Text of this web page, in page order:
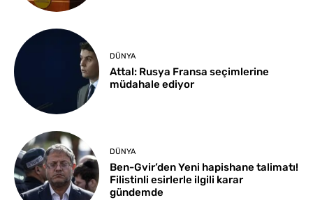
DÜNYA
Attal: Rusya Fransa seçimlerine
müdahale ediyor
DÜNYA
Ben-Gvir’den Yeni hapishane talimatı!
Filistinli esirlerle ilgili karar
gündemde